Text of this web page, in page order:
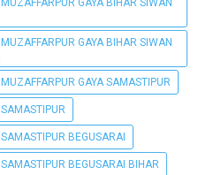
GAYA BIHAR SIWAN
GAYA SAMASTIPUR
BEGUSARAI
BEGUSARAI BIHAR